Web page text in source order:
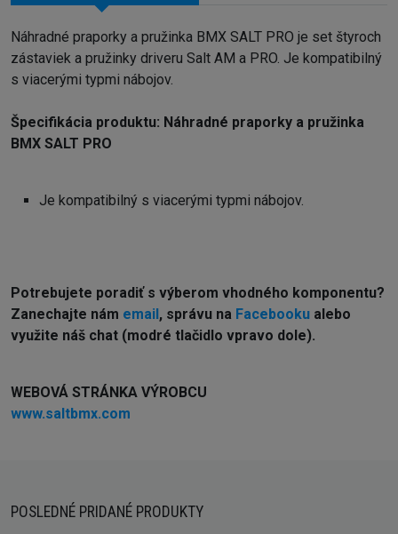
Náhradné praporky a pružinka BMX SALT PRO je set štyroch
zástaviek a pružinky driveru Salt AM a PRO. Je kompatibilný
s viacerými typmi nábojov.
Špecifikácia produktu: Náhradné praporky a pružinka
BMX SALT PRO
Je kompatibilný s viacerými typmi nábojov.
Potrebujete poradiť s výberom vhodného komponentu?
Zanechajte nám email, správu na Facebooku alebo
využite náš chat (modré tlačidlo vpravo dole).
WEBOVÁ STRÁNKA VÝROBCU
www.saltbmx.com
POSLEDNÉ PRIDANÉ PRODUKTY